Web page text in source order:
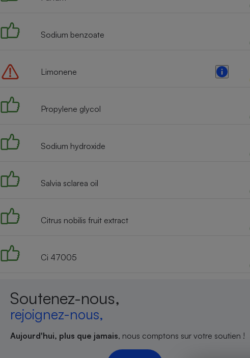
Sodium benzoate
Limonene
Propylene glycol
Sodium hydroxide
Salvia sclarea oil
Citrus nobilis fruit extract
Ci 47005
Soutenez-nous,
rejoignez-nous,
Aujourd'hui, plus que jamais, nous comptons sur votre soutien !